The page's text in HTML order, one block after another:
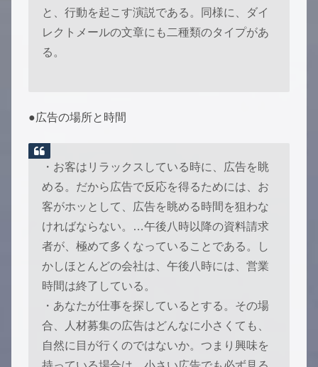
と、行動を起こす演説である。同様に、ダイ
レクトメールの文章にも二種類のタイプがあ
る。
●広告の場所と時間
・お客はリラックスしている時に、広告を眺
める。だから広告で反応を得るためには、お
客がホッとして、広告を眺める時間を狙わな
ければならない。…午後八時以降の資料請求
者が、極めて多くなっていることである。し
かしほとんどの会社は、午後八時には、営業
時間は終了している。
・あなたが仕事を探しているとする。その場
合、人材募集の広告はどんなに小さくても、
自然に目が行くのではないか。つまり興味を